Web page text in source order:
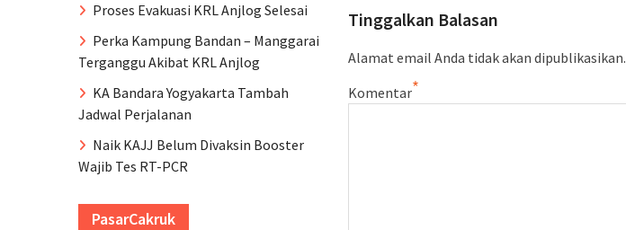
Tinggalkan Balasan
Alamat email Anda tidak akan dipublikasikan.
Komentar*
Proses Evakuasi KRL Anjlog Selesai
Perka Kampung Bandan – Manggarai
Terganggu Akibat KRL Anjlog
KA Bandara Yogyakarta Tambah
Jadwal Perjalanan
Naik KAJJ Belum Divaksin Booster
Wajib Tes RT-PCR
PasarCakruk